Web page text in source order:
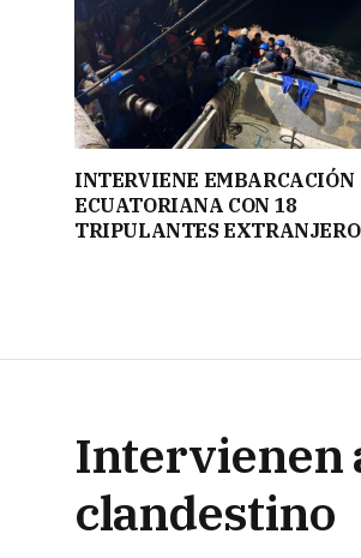
INTERVIENE EMBARCACIÓN
ECUATORIANA CON 18
TRIPULANTES
Intervienen
clandestino